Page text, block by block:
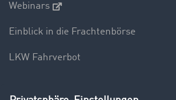
Webinars
Einblick in die Frachtenbörse
LKW Fahrverbot
Unternehmen